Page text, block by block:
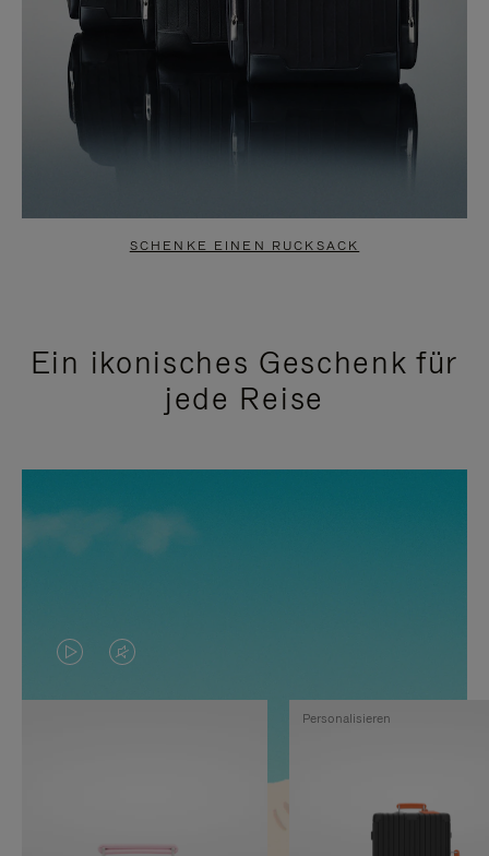
SCHENKE EINEN RUCKSACK
Ein ikonisches Geschenk für
jede Reise
DAS
VIDEO
VIDEO
IST
Personalisieren